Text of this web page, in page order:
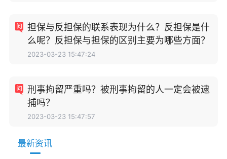
担保与反担保的联系表现为什么？反担保是什
么呢？反担保与担保的区别主要为哪些方面？
2023-03-23 15:47:24
刑事拘留严重吗？被刑事拘留的人一定会被逮
捕吗？
2023-03-23 15:47:57
最新资讯